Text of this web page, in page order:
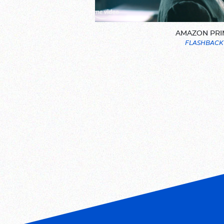
AMAZON
FLASHBACK